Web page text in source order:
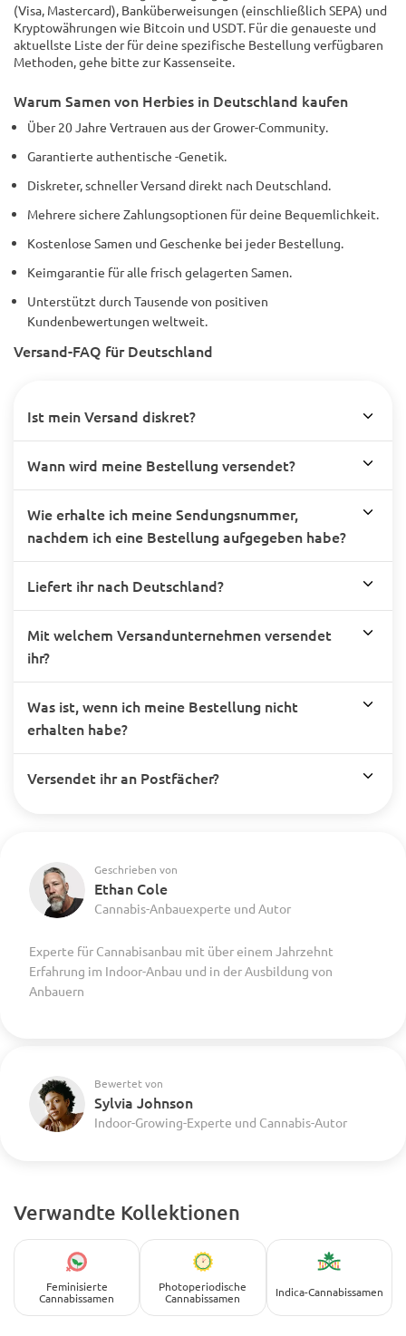
(Visa, Mastercard), Banküberweisungen (einschließlich SEPA) und
Kryptowährungen wie Bitcoin und USDT. Für die genaueste und
aktuellste Liste der für deine spezifische Bestellung verfügbaren
Methoden, gehe bitte zur Kassenseite.
Warum Samen von Herbies in Deutschland kaufen
Über 20 Jahre Vertrauen aus der Grower-Community.
Garantierte authentische -Genetik.
Diskreter, schneller Versand direkt nach Deutschland.
Mehrere sichere Zahlungsoptionen für deine Bequemlichkeit.
Kostenlose Samen und Geschenke bei jeder Bestellung.
Keimgarantie für alle frisch gelagerten Samen.
Unterstützt durch Tausende von positiven
Kundenbewertungen weltweit.
Versand-FAQ für Deutschland
Ist mein Versand diskret?
Wann wird meine Bestellung versendet?
Wie erhalte ich meine Sendungsnummer,
nachdem ich eine Bestellung aufgegeben habe?
Liefert ihr nach Deutschland?
Mit welchem Versandunternehmen versendet
ihr?
Was ist, wenn ich meine Bestellung nicht
erhalten habe?
Versendet ihr an Postfächer?
Geschrieben von
Ethan Cole
Cannabis-Anbauexperte und Autor
Experte für Cannabisanbau mit über einem Jahrzehnt
Erfahrung im Indoor-Anbau und in der Ausbildung von
Anbauern
Bewertet von
Sylvia Johnson
Indoor-Growing-Experte und Cannabis-Autor
Verwandte Kollektionen
Feminisierte
Cannabissamen
Photoperiodische
Cannabissamen
Indica-Cannabissamen